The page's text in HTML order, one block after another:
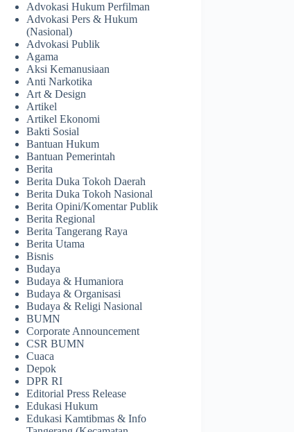
Advokasi Hukum Perfilman
Advokasi Pers & Hukum
(Nasional)
Advokasi Publik
Agama
Aksi Kemanusiaan
Anti Narkotika
Art & Design
Artikel
Artikel Ekonomi
Bakti Sosial
Bantuan Hukum
Bantuan Pemerintah
Berita
Berita Duka Tokoh Daerah
Berita Duka Tokoh Nasional
Berita Opini/Komentar Publik
Berita Regional
Berita Tangerang Raya
Berita Utama
Bisnis
Budaya
Budaya & Humaniora
Budaya & Organisasi
Budaya & Religi Nasional
BUMN
Corporate Announcement
CSR BUMN
Cuaca
Depok
DPR RI
Editorial Press Release
Edukasi Hukum
Edukasi Kamtibmas & Info